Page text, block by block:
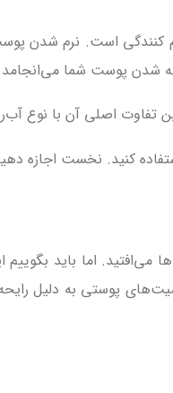
کنندگی است. نرم شدن
شدن پوست شما
تفاوت اصلی آن با نوع
ها می‌افتید. اما باید
به دلیل رایحه